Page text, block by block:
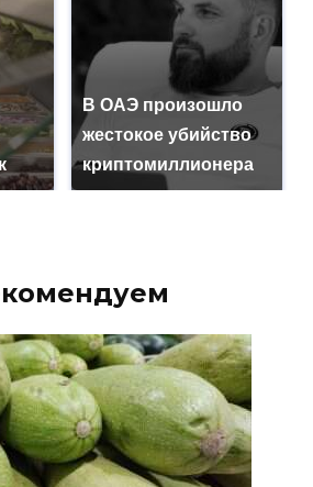
В ОАЭ произошло
жестокое убийство
криптомиллионера